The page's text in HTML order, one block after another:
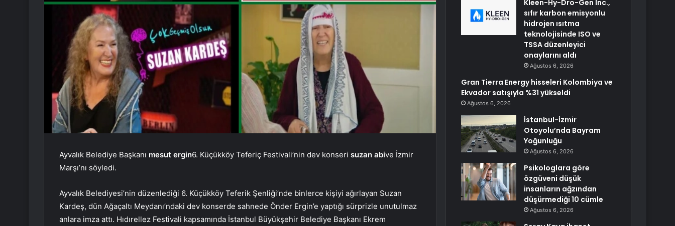
Ayvalık Belediye Başkanı mesut ergin6. Küçükköy Teferiç Festivali’nin dev konseri suzan abive İzmir
Marşı’nı söyledi.
Ayvalık Belediyesi’nin düzenlediği 6. Küçükköy Teferik Şenliği’nde binlerce kişiyi ağırlayan Suzan
Kardeş, dün Ağaçaltı Meydanı’ndaki dev konserde sahnede Önder Ergin’e yaptığı sürprizle unutulmaz
anlara imza attı. Hıdırellez Festivali kapsamında İstanbul Büyükşehir Belediye Başkanı Ekrem
Kleen-Hy-Dro-Gen Inc.,
sıfır karbon emisyonlu
hidrojen ısıtma
teknolojisinde ISO ve
TSSA düzenleyici
onaylarını aldı
Ağustos 6, 2026
Gran Tierra Energy hisseleri Kolombiya ve
Ekvador satışıyla %31 yükseldi
Ağustos 6, 2026
İstanbul-İzmir
Otoyolu’nda Bayram
Yoğunluğu
Ağustos 6, 2026
Psikologlara göre
özgüveni düşük
insanların ağzından
düşürmediği 10 cümle
Ağustos 6, 2026